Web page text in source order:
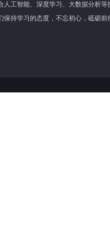
人工智能、深度学习、大数据分析
保持学习的态度，不忘初心，砥砺前